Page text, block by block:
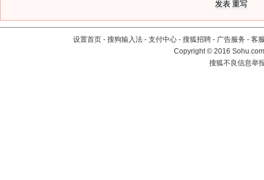
设置首页 - 搜狗输入法 - 支付中心 - 搜狐招聘 - 广告服务 - 客
Copyright©2016
搜狐不良信息举